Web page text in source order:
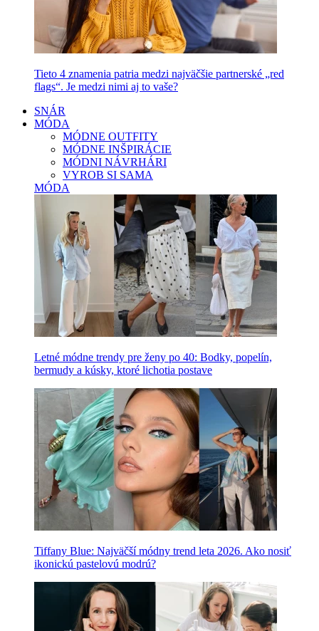
Tieto 4 znamenia patria medzi najväčšie partnerské „red
flags“. Je medzi nimi aj to vaše?
SNÁR
MÓDA
MÓDNE OUTFITY
MÓDNE INŠPIRÁCIE
MÓDNI NÁVRHÁRI
VYROB SI SAMA
MÓDA
Letné módne trendy pre ženy po 40: Bodky, popelín,
bermudy a kúsky, ktoré lichotia postave
Tiffany Blue: Najväčší módny trend leta 2026. Ako nosiť
ikonickú pastelovú modrú?